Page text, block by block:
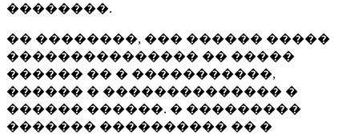
��������.
�� ��������, ��� ������ �����
��������������� �� �����
������ �� � �����������,
������ � �������������� �
������ ������. � ���������
������� ���������� �� �